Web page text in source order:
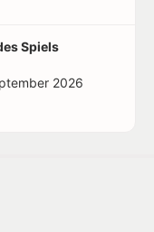
Spiels
2026